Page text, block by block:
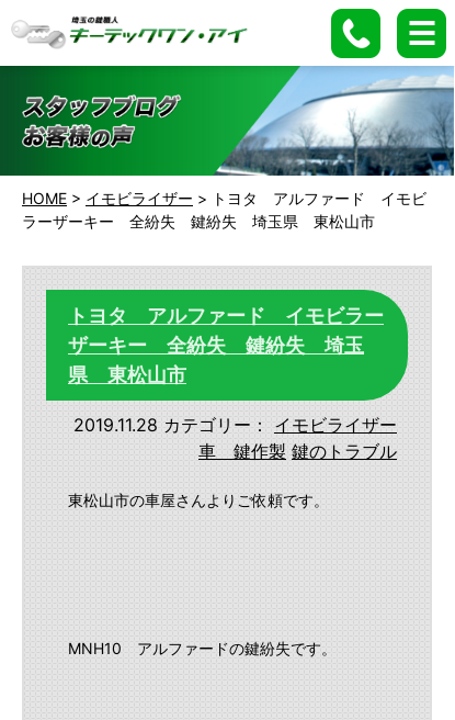
HOME > イモビライザー > トヨタ アルファード イモビ
ラーザーキー 全紛失 鍵紛失 埼玉県 東松山市
トヨタ アルファード イモビラー
ザーキー 全紛失 鍵紛失 埼玉
県 東松山市
2019.11.28 カテゴリー：
イモビライザー
車 鍵作製 鍵のトラブル
東松山市の車屋さんよりご依頼です。
MNH10 アルファードの鍵紛失です。